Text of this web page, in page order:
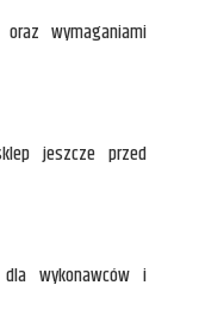
wymaganiami
jeszcze przed
dla wykonawców i